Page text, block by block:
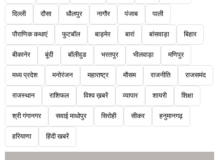
दिल्ली दौसा धौलपुर नागौर पंजाब पाली
पौराणिक कथाएं फुटबॉल बाड़मेर बारां बांसवाड़ा बिहार
बीकानेर बूंदी बॉलीवुड भरतपुर भीलवाड़ा मणिपुर
मध्य प्रदेश मनोरंजन महाराष्ट्र मौसम राजनीति राजसमंद
राजस्थान राशिफल विश्व ख़बरें व्यापार शायरी शिक्षा
श्री गंगानगर सवाई माधोपुर सिरोही सीकर हनुमानगढ़
हरियाणा हिंदी खबरें